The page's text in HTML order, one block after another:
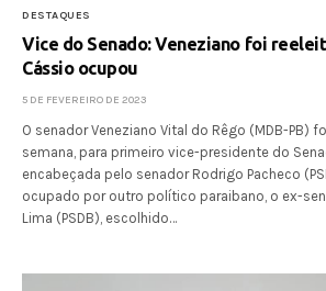
DESTAQUES
Vice do Senado: Veneziano foi
Cássio ocupou
5 DE FEVEREIRO DE 2023
O senador Veneziano Vital do Rêgo (MDB-PB)
semana, para primeiro vice-presidente do
encabeçada pelo senador Rodrigo Pacheco
ocupado por outro político paraibano, o ex-
Lima (PSDB), escolhido…